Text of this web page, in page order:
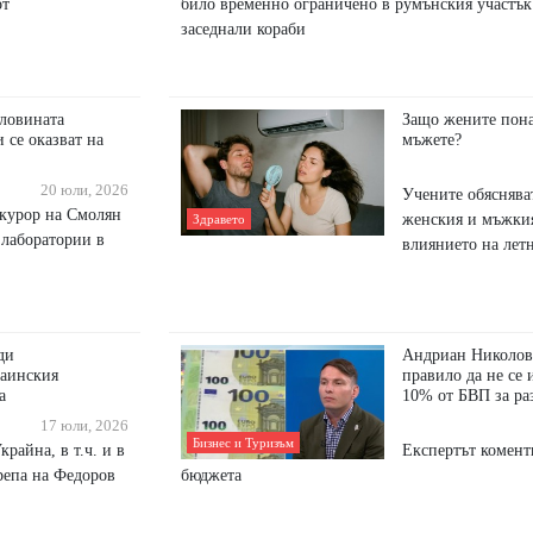
заседнали кораби
оказват на
20 юли, 2026
на Смолян
в
Здравето
Защо жените
мъжете?
Учените
женския и
влиянието на
17 юли, 2026
в т.ч. и в
на Федоров
Бизнес и Туризъм
Андриан
правило да не се
10% от БВП за
Експертът
бюджета